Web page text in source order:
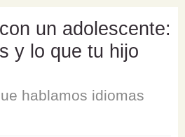
un adolescente:
y lo que tu hijo
hablamos idiomas